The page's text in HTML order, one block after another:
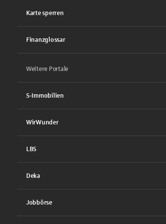
Karte sperren
Finanzglossar
Weitere Portale
S-Immobilien
WirWunder
LBS
Deka
Jobbörse